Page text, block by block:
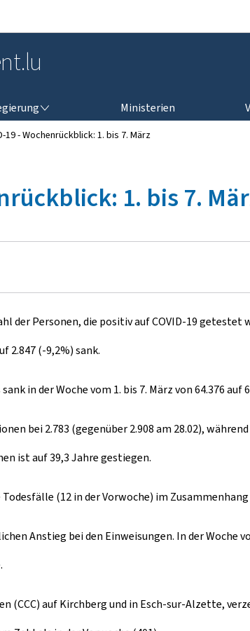
Ministerien
19 - Wochenrückblick: 1. bis 7. März
1. bis 7.
der Personen, die positiv auf COVID-19
2.847 (-9,2%) sank.
in der Woche vom 1. bis 7. März von 64.376 auf
bei 2.783 (gegenüber 2.908 am 28.02),
ist auf 39,3 Jahre gestiegen.
(12 in der Vorwoche) im
Anstieg bei den Einweisungen. In der
(CCC) auf Kirchberg und in Esch-sur-Alzette,